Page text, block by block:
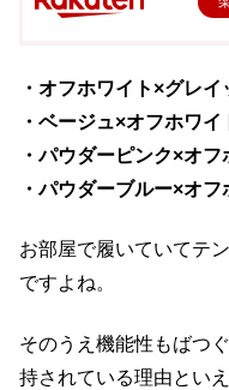
・オフホワイト×グレイ
・ベージュ×オフホワイ
・パウダーピンク×オフ
・パウダーブルー×オフ
お部屋で履いていてテ
ですよね。
そのうえ機能性もばつ
持されている理由といえ